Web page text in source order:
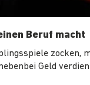
Beruf macht
zocken,
Geld